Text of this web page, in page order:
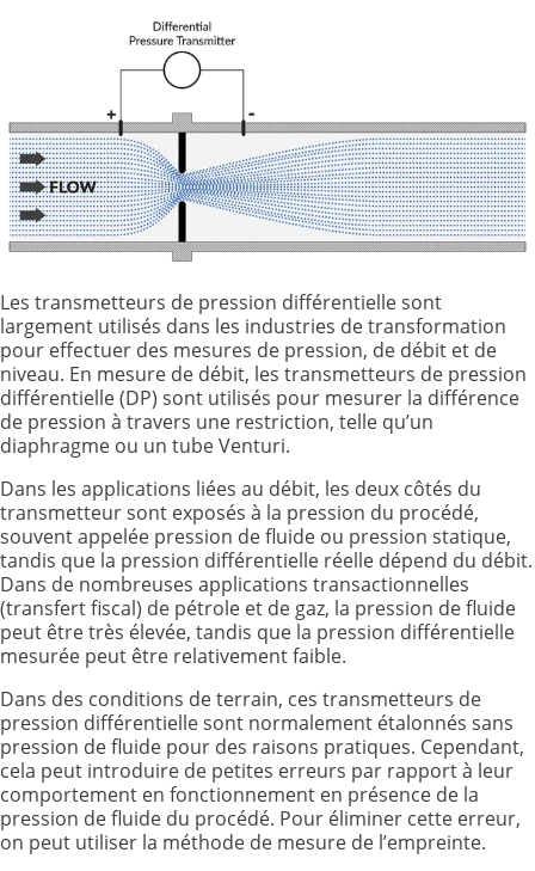
Les transmetteurs de pression différentielle sont
largement utilisés dans les industries de transformation
pour effectuer des mesures de pression, de débit et de
niveau. En mesure de débit, les transmetteurs de pression
différentielle (DP) sont utilisés pour mesurer la différence
de pression à travers une restriction, telle qu’un
diaphragme ou un tube Venturi.
Dans les applications liées au débit, les deux côtés du
transmetteur sont exposés à la pression du procédé,
souvent appelée pression de fluide ou pression statique,
tandis que la pression différentielle réelle dépend du débit.
Dans de nombreuses applications transactionnelles
(transfert fiscal) de pétrole et de gaz, la pression de fluide
peut être très élevée, tandis que la pression différentielle
mesurée peut être relativement faible.
Dans des conditions de terrain, ces transmetteurs de
pression différentielle sont normalement étalonnés sans
pression de fluide pour des raisons pratiques. Cependant,
cela peut introduire de petites erreurs par rapport à leur
comportement en fonctionnement en présence de la
pression de fluide du procédé. Pour éliminer cette erreur,
on peut utiliser la méthode de mesure de l’empreinte.